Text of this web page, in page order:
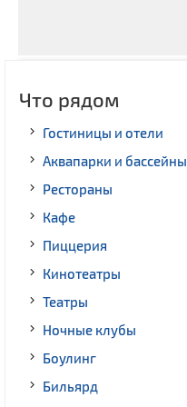
Что рядом
Гостиницы и отели
Аквапарки и бассейны
Рестораны
Кафе
Пиццерия
Кинотеатры
Театры
Ночные клубы
Боулинг
Бильярд